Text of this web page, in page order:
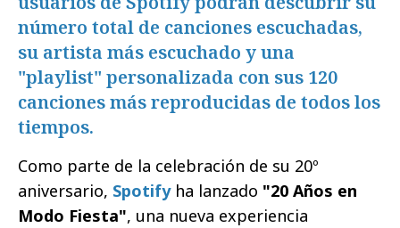
número total de canciones escuchadas,
su artista más escuchado y una
"playlist" personalizada con sus 120
canciones más reproducidas de todos los
tiempos.
Como parte de la celebración de su 20º
aniversario, Spotifyha lanzado "20 Años en
Modo Fiesta", una nueva experiencia